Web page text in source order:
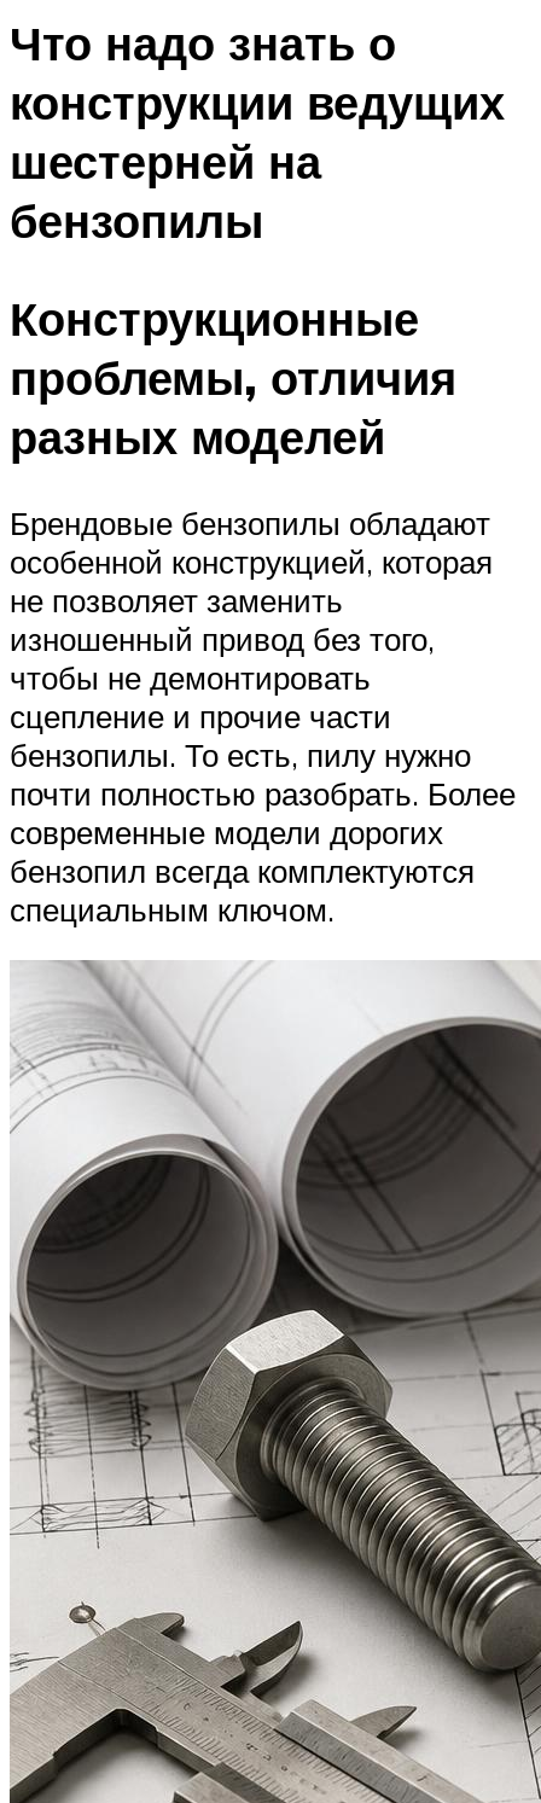
Что надо знать о
конструкции ведущих
шестерней на
бензопилы
Конструкционные
проблемы, отличия
разных моделей
Брендовые бензопилы обладают
особенной конструкцией, которая
не позволяет заменить
изношенный привод без того,
чтобы не демонтировать
сцепление и прочие части
бензопилы. То есть, пилу нужно
почти полностью разобрать. Более
современные модели дорогих
бензопил всегда комплектуются
специальным ключом.